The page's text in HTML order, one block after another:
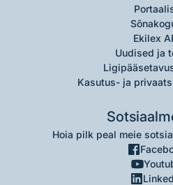
Ekilex
Uudised ja
Kasutus- ja
Hoia pilk peal meie